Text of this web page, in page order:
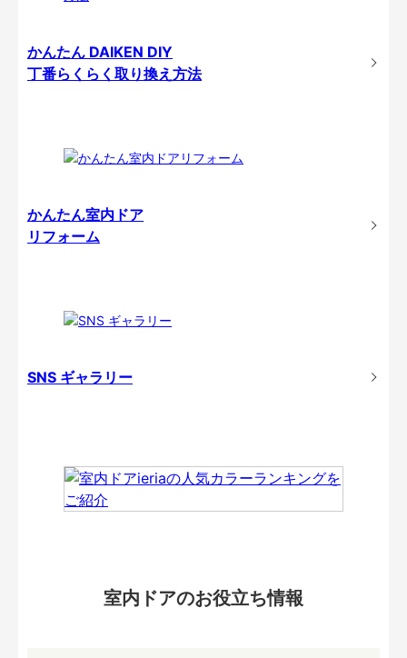
かんたん DAIKEN DIY
丁番らくらく取り換え方法
かんたん室内ドア
リフォーム
SNS ギャラリー
室内ドアのお役立ち情報